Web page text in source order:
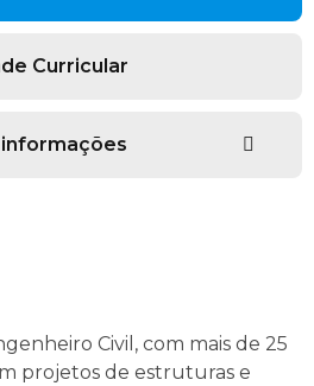
Curricular
informações
Civil, com mais de 25
projetos de estruturas e